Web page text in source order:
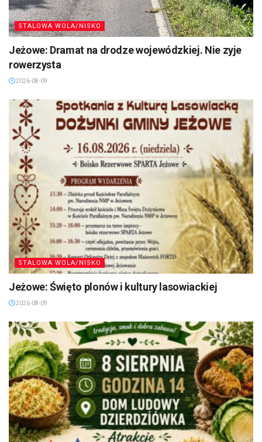
STALOWA WOLA/NISKO
Jeżowe: Dramat na drodze wojewódzkiej. Nie zyje
rowerzysta
2026-08-09
STALOWA WOLA/NISKO
Jeżowe: Święto plonów i kultury lasowiackiej
2026-08-09